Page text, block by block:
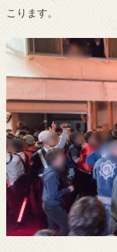
こります。